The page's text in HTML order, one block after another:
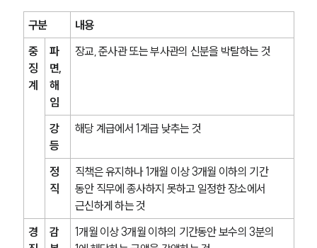
구분
내용
중
징
계
파
면,
해
임
장교, 준사관 또는 부사관의 신분을 박탈하는 것
강
등
해당 계급에서 1계급 낮추는 것
정
직
직책은 유지하나 1개월 이상 3개월 이하의 기간
동안 직무에 종사하지 못하고 일정한 장소에서
근신하게 하는 것
경
감
1개월 이상 3개월 이하의 기간동안 보수의 3분의